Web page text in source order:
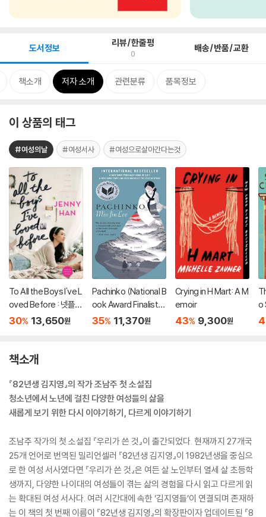
도서정보 리뷰/한줄평
0 배송/반품/교환
책소개 저자 소개 관련분류 품목정보
이 상품의 태그
#여성의날 #여성서사 #여성으로살아간다는것
To All the Boys I've L
oved Before : 넷플릭
스 영화 '내가 사랑했던
30% 13,650원
Pachinko (National B
ook Award Finalist) :
애플TV 드라마 '파친
35% 11,370원
Crying in H Mart: A M
emoir
43% 9,300원
o
책소개
『82년생 김지영』의 작가 조남주 첫 소설집
청소년에서 노년에 걸친 다양한 여성들의 삶을
새롭게 보기 위한 다시 이야기하기, 다르게 이야기하기
조남주 작가의 첫 소설집 『우리가 쓴 것』이 출간되었다. 현재까지 27개국
25개 언어로 번역된 밀리언셀러 『82년생 김지영』이 1982년생을 중심으
로 한 여성 서사였다면 『우리가 쓴 것』은 여든 살 노인부터 열세 살 초등학
생까지, 다양한 나이대의 여성들이 겪는 삶의 경험을 다시 읽고 다르게 읽
는 확대된 여성 서사다. 여러 시간대에 속한 ‘김지영들’이 연결되며 존재하
는 이 책의 첫 번째 이름이 『82년생 김지영』의 확장판이자 업데이트된 『8